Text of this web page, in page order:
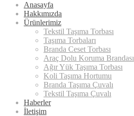
Anasayfa
Hakkımızda
Ürünlerimiz
Tekstil Taşıma Torbası
Taşıma Torbaları
Branda Ceset Torbası
Araç Dolu Koruma Brandası
Ağır Yük Taşıma Torbası
Koli Taşıma Hortumu
Branda Taşıma Çuvalı
Tekstil Taşıma Çuvalı
Haberler
İletişim